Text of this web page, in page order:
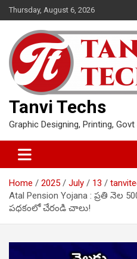
Skip
to
content
Thursday, August 6, 2026
Tanvi Techs
Graphic Designing, Printing,
Home 2025 July 13
Atal Pension Yojana : ప్రతి నెల
పధకంలో చేరండి చాలు!